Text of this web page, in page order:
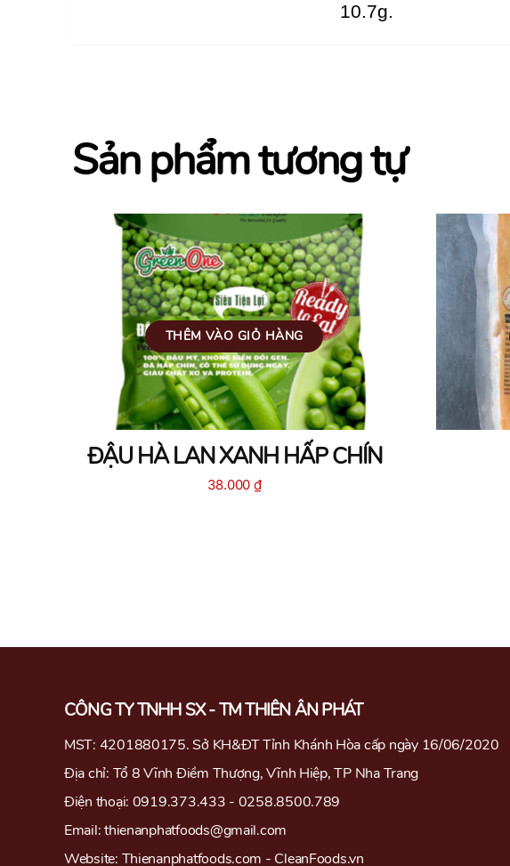
10.7g.
Sản phẩm tương tự
ĐẬU HÀ LAN XANH HẤP CHÍN
38.000 ₫
THÊM VÀO GIỎ HÀNG
CÔNG TY TNHH SX - TM THIÊN ÂN PHÁT
MST: 4201880175. Sở KH&ĐT Tỉnh Khánh Hòa cấp ngày 16/06/2020
Địa chỉ: Tổ 8 Vĩnh Điềm Thượng, Vĩnh Hiệp, TP Nha Trang
Điện thoại: 0919.373.433 - 0258.8500.789
Email: thienanphatfoods@gmail.com
Website: Thienanphatfoods.com - CleanFoods.vn